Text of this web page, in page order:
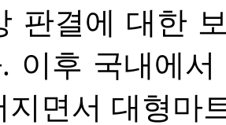
판결에 대한
이후 국내에
지면서 대형마